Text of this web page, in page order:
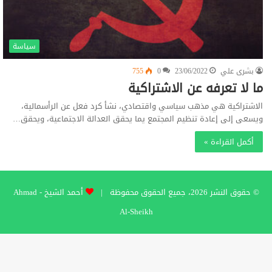
سياسة
بشرى علي
23/06/2022
0
755
ما لا تعرفه عن الاشتراكية
الاشتراكية هي مذهب سياسي واقتصادي، نشأ كرد فعل عن الرأسمالية،
ويسعى إلى إعادة تنظيم المجتمع يما يحقق العدالة الاجتماعية، ويحقق…
أكمل القراءة »
© حقوق النشر 2026، جميع الحقوق محفوظة |
أحمد الشيخ - Ahmad
Al-Sheikh